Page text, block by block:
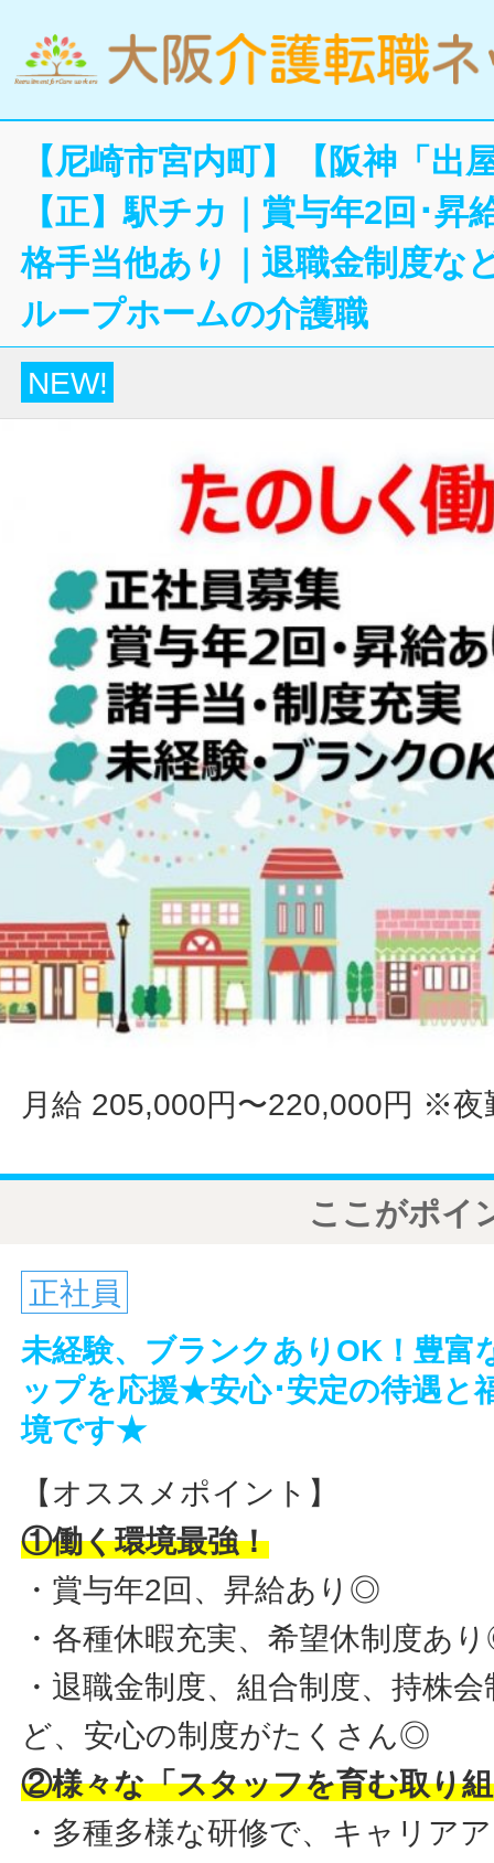
【尼崎市宮内町】【阪神「出
【正】駅チカ｜賞与年2回･昇
格手当他あり｜退職金制度な
ループホームの介護職
NEW!
月給 205,000円〜220,000円 ※夜
ここがポイ
正社員
未経験、ブランクありOK！豊富
ップを応援★安心･安定の待遇と
境です★
【オススメポイント】
①働く環境最強！
・賞与年2回、昇給あり◎
・各種休暇充実、希望休制度あ
・退職金制度、組合制度、持株
ど、安心の制度がたくさん◎
②様々な「スタッフを育む取り
・多種多様な研修で、キャリア